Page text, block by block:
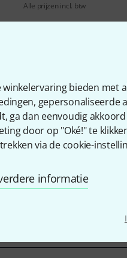
bieden met
gepersonaliseerde
ga dan eenvoudig
door op "Oké!" te
via de cookie-
informatie
Alle prijzen incl. btw